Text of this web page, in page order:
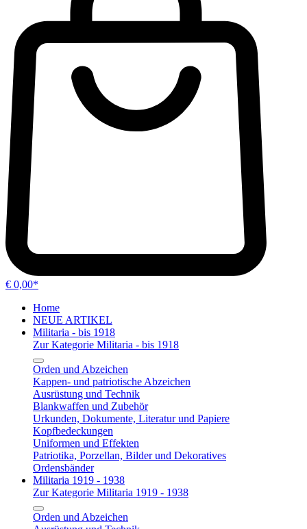
€ 0,00*
Home
NEUE ARTIKEL
Militaria - bis 1918
Zur Kategorie Militaria - bis 1918
Orden und Abzeichen
Kappen- und patriotische Abzeichen
Ausrüstung und Technik
Blankwaffen und Zubehör
Urkunden, Dokumente, Literatur und Papiere
Kopfbedeckungen
Uniformen und Effekten
Patriotika, Porzellan, Bilder und Dekoratives
Ordensbänder
Militaria 1919 - 1938
Zur Kategorie Militaria 1919 - 1938
Orden und Abzeichen